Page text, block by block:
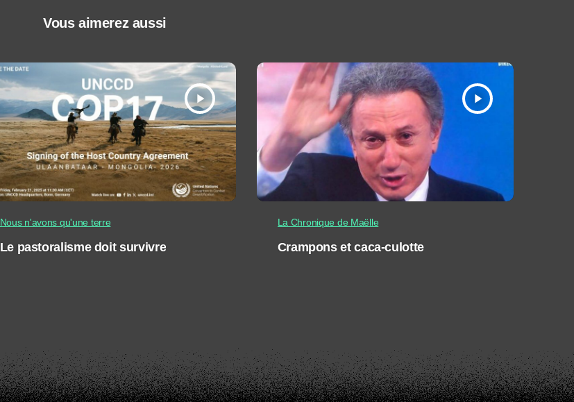
Vous aimerez aussi
play_arrow
Nous n'avons qu'une terre
Le pastoralisme doit survivre
play_arrow
La Chronique de Maëlle
Crampons et caca-culotte